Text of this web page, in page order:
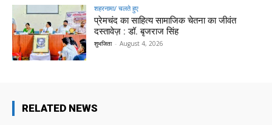
शहरनामा/ चलते हुए
प्रेमचंद का साहित्य सामाजिक चेतना का जीवंत
दस्तावेज़ : डॉ. बृजराज सिंह
शुभजिता - August 4, 2026
RELATED NEWS